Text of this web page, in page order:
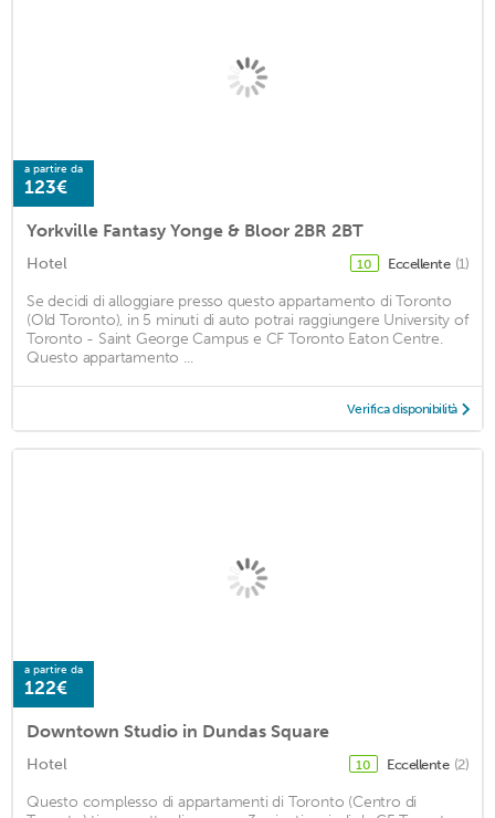
a partire da
123€
Yorkville Fantasy Yonge & Bloor 2BR 2BT
Hotel 10 Eccellente (1)
Se decidi di alloggiare presso questo appartamento di Toronto
(Old Toronto), in 5 minuti di auto potrai raggiungere University of
Toronto - Saint George Campus e CF Toronto Eaton Centre.
Questo appartamento ...
Verifica disponibilità
a partire da
122€
Downtown Studio in Dundas Square
Hotel 10 Eccellente (2)
Questo complesso di appartamenti di Toronto (Centro di